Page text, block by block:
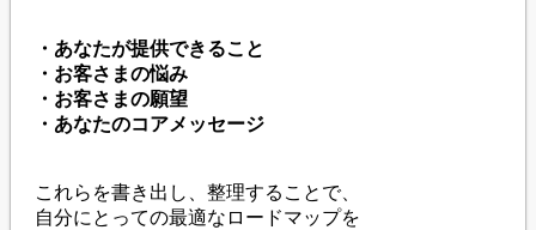
・あなたが提供できること
・お客さまの悩み
・お客さまの願望
・あなたのコアメッセージ
これらを書き出し、整理することで、
自分にとっての最適なロードマップを